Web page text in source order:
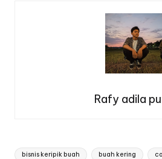
Rafy adila
Tags:
bisnis keripik buah buah kering